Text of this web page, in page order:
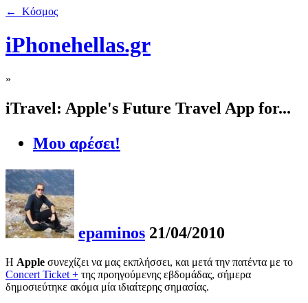
← Κόσμος
iPhonehellas.gr
»
iTravel: Apple's Future Travel App for...
Μου αρέσει!
epaminos 21/04/2010
Η Apple συνεχίζει να μας εκπλήσσει, και μετά την πατέντα με το
Concert Ticket + της προηγούμενης εβδομάδας, σήμερα
δημοσιεύτηκε ακόμα μία ιδιαίτερης σημασίας.